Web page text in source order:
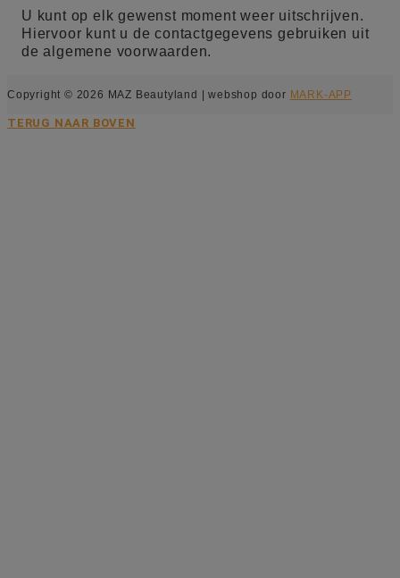
U kunt op elk gewenst moment weer uitschrijven.
Hiervoor kunt u de contactgegevens gebruiken uit
de algemene voorwaarden.
Copyright © 2026 MAZ Beautyland | webshop door MARK-APP
TERUG NAAR BOVEN